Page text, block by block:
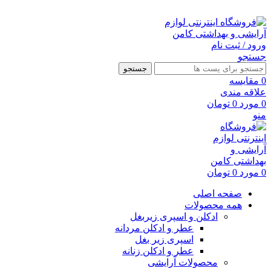
ورود / ثبت نام
جستجو
جستجو
0 مقايسه
علاقه مندی
0 مورد 0 تومان
منو
0 مورد 0 تومان
صفحه اصلی
همه محصولات
ادکلن و اسپری زیربغل
عطر و ادکلن مردانه
اسپری زیر بغل
عطر و ادکلن زنانه
محصولات آرایشی